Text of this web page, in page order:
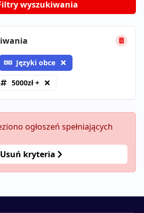
wyszukiwania
Języki obce
5000zł +
ogłoszeń spełniających
Usuń kryteria